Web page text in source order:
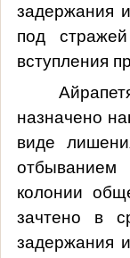
задержания
под
вступления
назначено
виде
отбыванием
колонии
зачтено в
задержания